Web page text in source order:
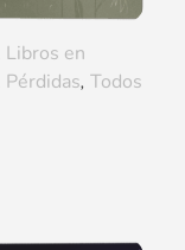
Libros en
Pérdidas, Todos